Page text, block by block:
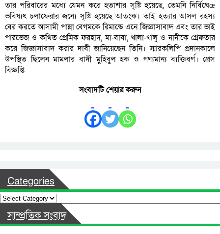
তার পরিবারের মধ্যে যেমন করে হতাশার সৃষ্টি হয়েছে, তেমনি নির্বিঘেœ
ভবিষ্যৎ চলাফেরার জন্যে সৃষ্টি হয়েছে আতংক। তাই হত্যার আসল রহস্য
বের করতে আসামী পান্না বেগমকে রিমান্ডে এনে জিজ্ঞাসাবাদ এবং তার ভাই
পারভেজ ও কথিত প্রেমিক ফরহাদ, মা-বাবা, খালা-খালু ও নানীকে গ্রেফতার
করে জিজ্ঞাসাবাদ করার দাবী জানিয়েছেন তিনি। স্মারকলিপি প্রদানকালে
উপস্থিত ছিলেন মামলার বাদী মুহিবুল হক ও গণ্যমান্য ব্যক্তিবর্গ। প্রেস
বিজ্ঞপ্তি
সংবাদটি শেয়ার করুন
Categories
Categories
সাম্প্রতিক সংবাদ